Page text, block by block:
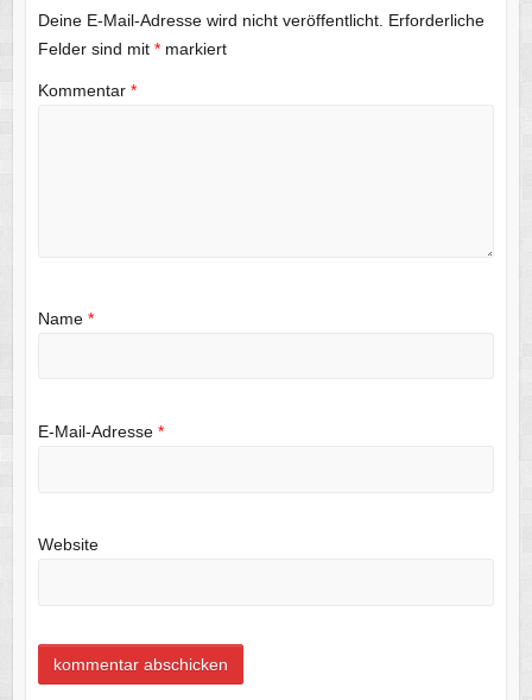
Deine E-Mail-Adresse wird nicht veröffentlicht. Erforderliche
Felder sind mit *markiert
Kommentar *
Name *
E-Mail-Adresse *
Website